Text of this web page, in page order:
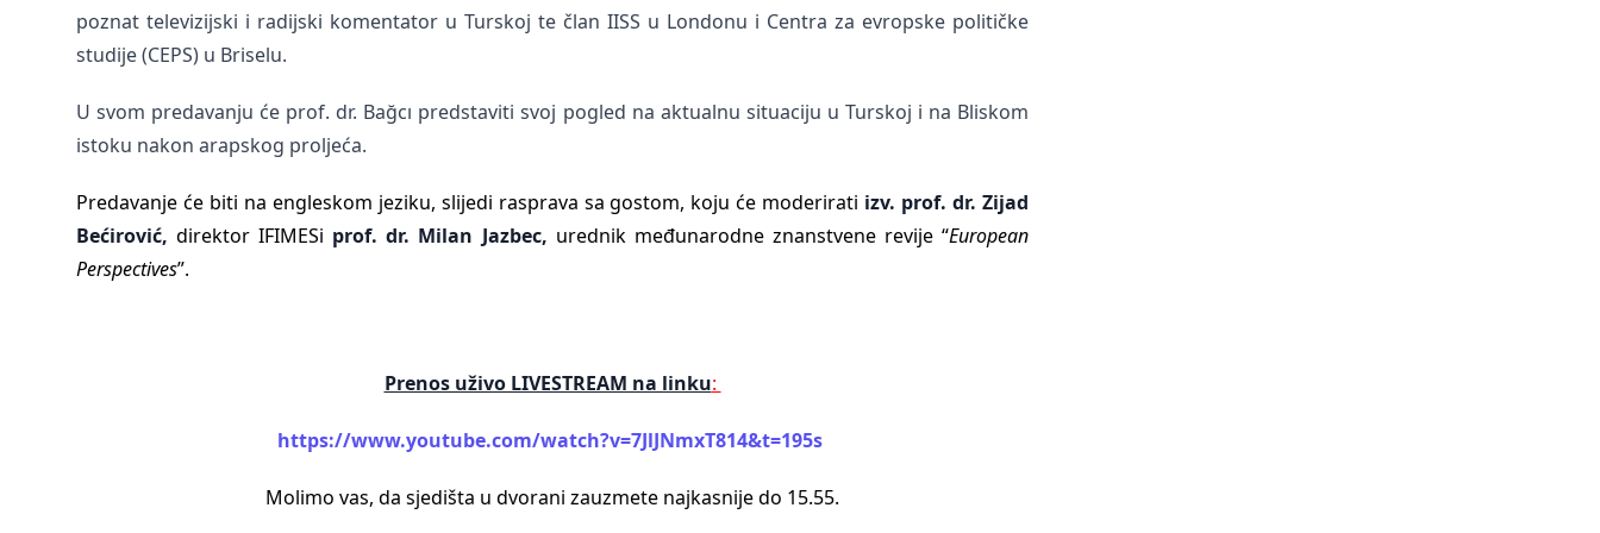
poznat televizijski i radijski komentator u Turskoj te član IISS u Londonu i Centra za evropske političke
studije (CEPS) u Briselu.
U svom predavanju će prof. dr. Bağcı predstaviti svoj pogled na aktualnu situaciju u Turskoj i na Bliskom
istoku nakon arapskog proljeća.
Predavanje će biti na engleskom jeziku, slijedi rasprava sa gostom, koju će moderirati izv. prof. dr. Zijad
Bećirović,direktor IFIMESi prof. dr. Milan Jazbec, urednik međunarodne znanstvene revije “European
Perspectives”.
Prenos uživo LIVESTREAM na linku:
https://www.youtube.com/watch?v=7JlJNmxT814&t=195s
Molimo vas, da sjedišta u dvorani zauzmete najkasnije do 15.55.